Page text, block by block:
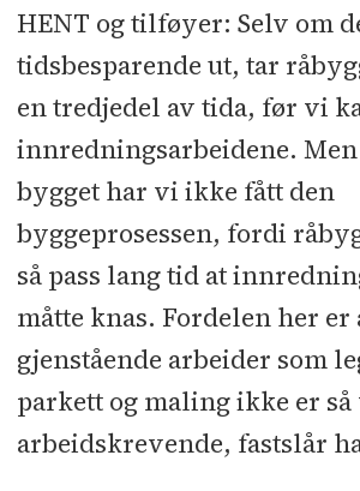
HENT og tilføyer: Selv om
tidsbesparende ut, tar
en tredjedel av tida, før vi
innredningsarbeidene.
bygget har vi ikke fått den
byggeprosessen, fordi
så pass lang tid at
måtte knas. Fordelen her er
gjenstående arbeider som
parkett og maling ikke er
arbeidskrevende, fastslår